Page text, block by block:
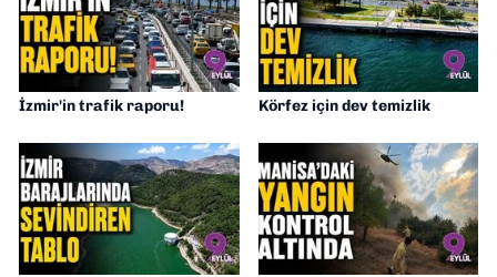
İzmir'in trafik raporu! Körfez için dev temizlik